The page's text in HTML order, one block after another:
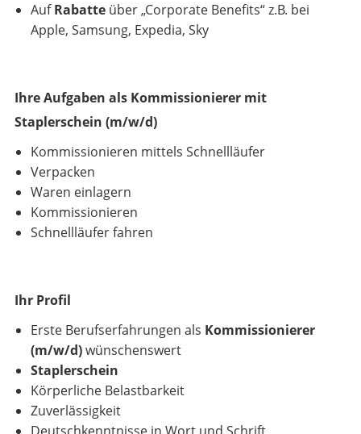
AufRabatte über „Corporate Benefits“ z.B. bei
Apple, Samsung, Expedia, Sky
Ihre Aufgaben als Kommissionierer mit
Staplerschein (m/w/d)
Kommissionieren mittels Schnellläufer
Verpacken
Waren einlagern
Kommissionieren
Schnellläufer fahren
Ihr Profil
Erste Berufserfahrungen als Kommissionierer
(m/w/d)wünschenswert
Staplerschein
Körperliche Belastbarkeit
Zuverlässigkeit